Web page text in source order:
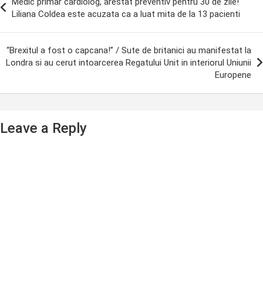
Liliana Coldea este acuzata ca a luat mita de la 13 pacienti
“Brexitul a fost o capcana!” / Sute de britanici au manifestat la
Londra si au cerut intoarcerea Regatului Unit in interiorul Uniunii
Europene
Leave a Reply